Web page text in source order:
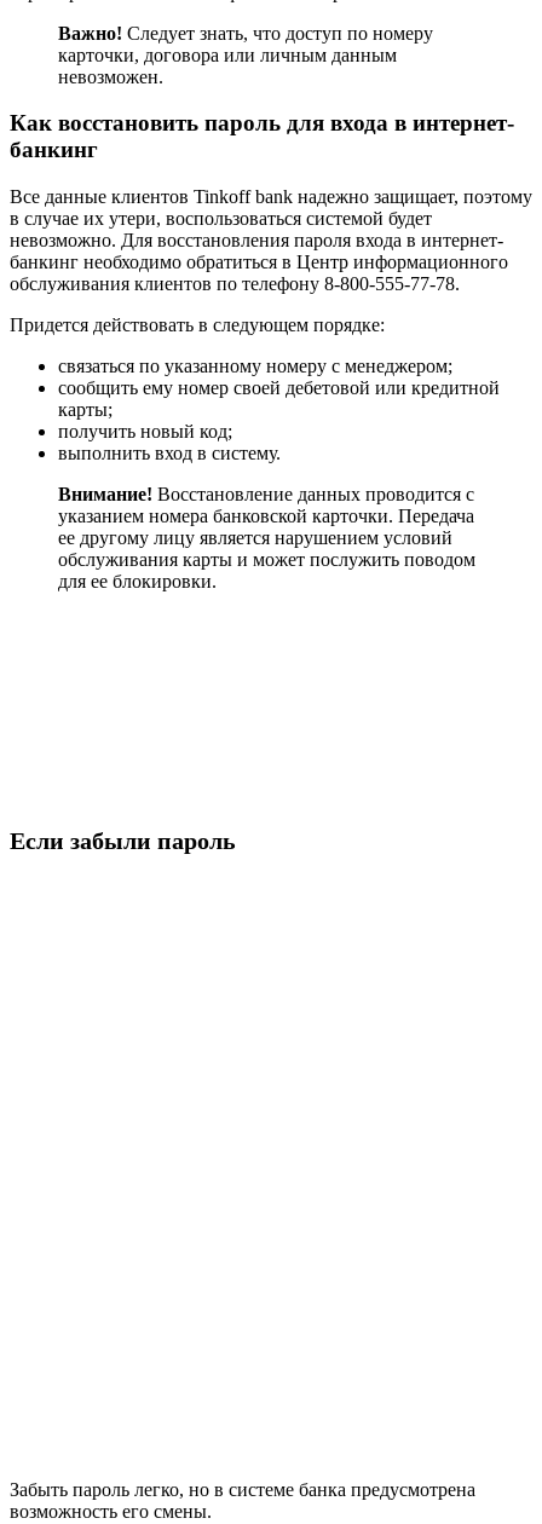
Важно! Следует знать, что доступ по номеру
карточки, договора или личным данным
невозможен.
Как восстановить пароль для входа в интернет-
банкинг
Все данные клиентов Tinkoff bank надежно защищает, поэтому
в случае их утери, воспользоваться системой будет
невозможно. Для восстановления пароля входа в интернет-
банкинг необходимо обратиться в Центр информационного
обслуживания клиентов по телефону 8-800-555-77-78.
Придется действовать в следующем порядке:
связаться по указанному номеру с менеджером;
сообщить ему номер своей дебетовой или кредитной
карты;
получить новый код;
выполнить вход в систему.
Внимание! Восстановление данных проводится с
указанием номера банковской карточки. Передача
ее другому лицу является нарушением условий
обслуживания карты и может послужить поводом
для ее блокировки.
Если забыли пароль
Забыть пароль легко, но в системе банка предусмотрена
возможность его смены.